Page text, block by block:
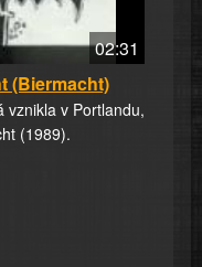
02:31
(Biermacht)
vznikla v Portlandu,
(1989).